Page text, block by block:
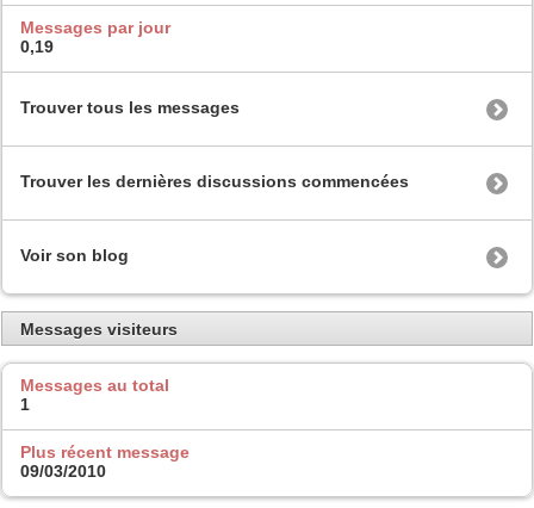
Messages par jour
0,19
Trouver tous les messages
Trouver les dernières discussions commencées
Voir son blog
Messages visiteurs
Messages au total
1
Plus récent message
09/03/2010